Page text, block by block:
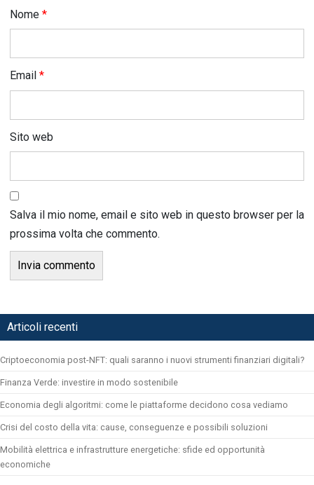
Nome *
Email *
Sito web
Salva il mio nome, email e sito web in questo browser per la
prossima volta che commento.
Articoli recenti
Criptoeconomia post-NFT: quali saranno i nuovi strumenti finanziari digitali?
Finanza Verde: investire in modo sostenibile
Economia degli algoritmi: come le piattaforme decidono cosa vediamo
Crisi del costo della vita: cause, conseguenze e possibili soluzioni
Mobilità elettrica e infrastrutture energetiche: sfide ed opportunità
economiche